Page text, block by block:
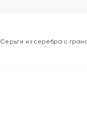
Серьги из серебра с